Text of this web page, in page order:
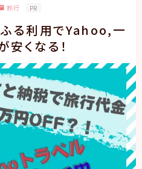
旅行 PR
ふる利用でYahoo,一
くなる！